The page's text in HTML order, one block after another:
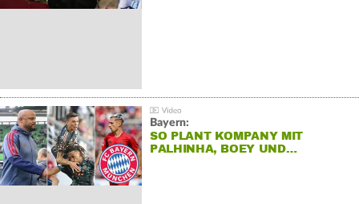
Bayern:
SO PLANT KOMPANY MIT
PALHINHA, BOEY UND…